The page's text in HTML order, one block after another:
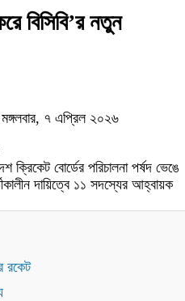
বিসিবি’র নতুন
৭ এপ্রিল ২০২৬
ক্রিকেট বোর্ডের পরিচালনা পর্ষদ ভেঙে
দায়িত্বে ১১ সদস্যের আহ্বায়ক
রকেট